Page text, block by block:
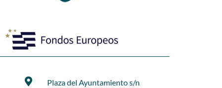
Plaza del Ayuntamiento s/n